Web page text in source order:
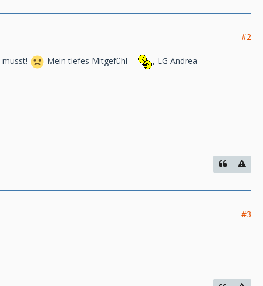
#2
musst! Mein tiefes Mitgefühl , LG Andrea
#3